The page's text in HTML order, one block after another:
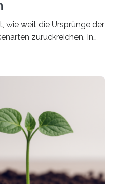
wie weit die Ursprünge der
zurückreichen. In
bekannte Stechmücken-
hat sich in
Es konnte als neue
werden und trägt
primaevus. Dieser erste
in Bernstein
einer
dar, denn…